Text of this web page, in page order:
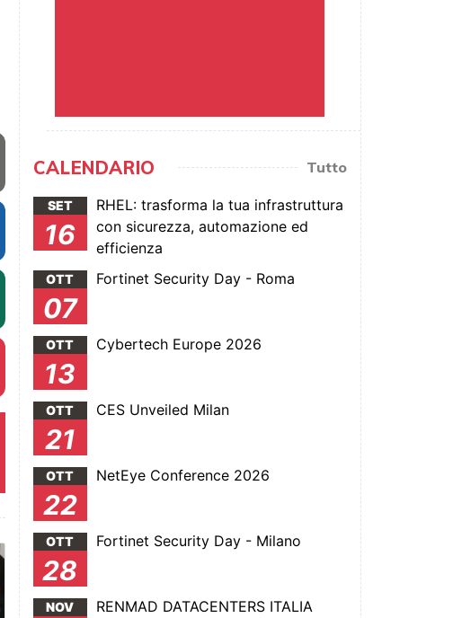
CALENDARIO Tutto
SET
16
RHEL: trasforma la tua infrastruttura
con sicurezza, automazione ed
efficienza
OTT
07
Fortinet Security Day - Roma
OTT
13
Cybertech Europe 2026
OTT
21
CES Unveiled Milan
OTT
22
NetEye Conference 2026
OTT
28
Fortinet Security Day - Milano
NOV
RENMAD DATACENTERS ITALIA